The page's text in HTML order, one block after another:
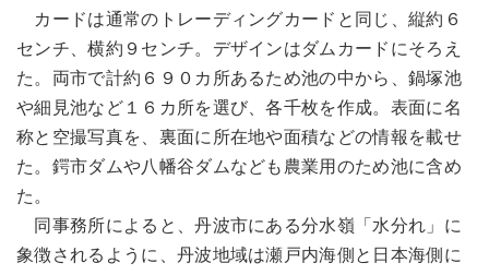
カードは通常のトレーディングカードと同じ、縦約６
センチ、横約９センチ。デザインはダムカードにそろえ
た。両市で計約６９０カ所あるため池の中から、鍋塚池
や細見池など１６カ所を選び、各千枚を作成。表面に名
称と空撮写真を、裏面に所在地や面積などの情報を載せ
た。鍔市ダムや八幡谷ダムなども農業用のため池に含め
た。
同事務所によると、丹波市にある分水嶺「水分れ」に
象徴されるように、丹波地域は瀬戸内海側と日本海側に